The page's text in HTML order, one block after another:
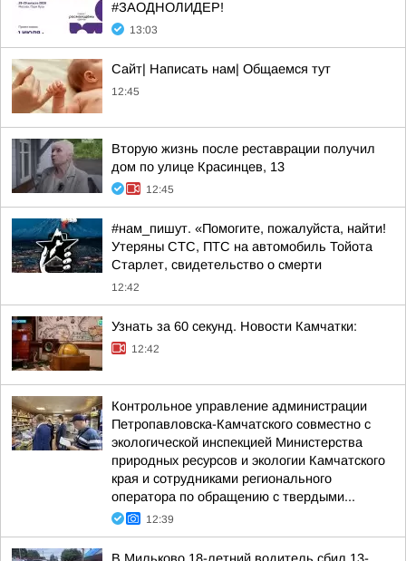
#ЗАОДНОЛИДЕР!
13:03
Сайт| Написать нам| Общаемся тут
12:45
Вторую жизнь после реставрации получил
дом по улице Красинцев, 13
12:45
#нам_пишут. «Помогите, пожалуйста, найти!
Утеряны СТС, ПТС на автомобиль Тойота
Старлет, свидетельство о смерти
12:42
Узнать за 60 секунд. Новости Камчатки:
12:42
Контрольное управление администрации
Петропавловска-Камчатского совместно с
экологической инспекцией Министерства
природных ресурсов и экологии Камчатского
края и сотрудниками регионального
оператора по обращению с твердыми...
12:39